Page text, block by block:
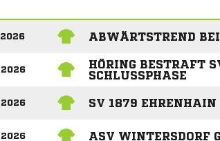
ABWÄRTSTREND
HÖRING BESTRAFT
SCHLUSSPHASE
SV 1879
ASV WINTERSDORF